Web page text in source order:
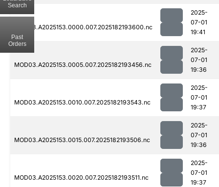
MOD03.A2025153.0000.007.2025182193600.nc
2025-
07-01
19:41
MOD03.A2025153.0005.007.2025182193456.nc
2025-
07-01
19:36
MOD03.A2025153.0010.007.2025182193543.nc
2025-
07-01
19:37
MOD03.A2025153.0015.007.2025182193506.nc
2025-
07-01
19:36
MOD03.A2025153.0020.007.2025182193511.nc
2025-
07-01
19:37
Search
Past
Orders